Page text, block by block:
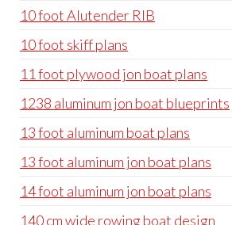
10 foot Alutender RIB
10 foot skiff plans
11 foot plywood jon boat plans
1238 aluminum jon boat blueprints
13 foot aluminum boat plans
13 foot aluminum jon boat plans
14 foot aluminum jon boat plans
140 cm wide rowing boat design